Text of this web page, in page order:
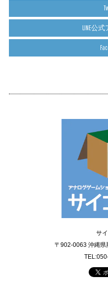
LINE公
サ
〒902-0063 沖縄